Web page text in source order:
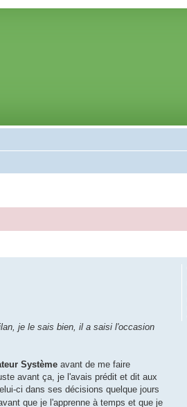
je le sais bien, il a saisi l'occasion
Système avant de me faire
avant ça, je l'avais prédit et dit aux
ci dans ses décisions quelque jours
que je l'apprenne à temps et que je